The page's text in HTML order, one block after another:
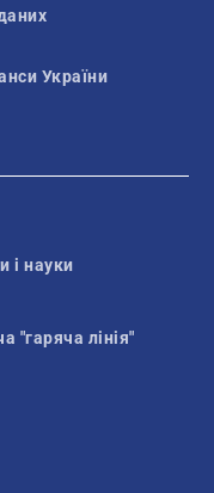
України
і науки
"гаряча лінія"